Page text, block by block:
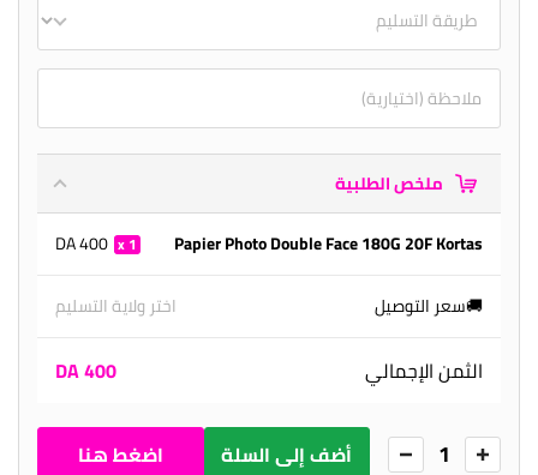
ملخص الطلبية
Papier Photo Double Face 180G 20F Kortas
1
400 DA
🚚سعر التوصيل
اختر ولاية التسليم
الثمن الإجمالي 400 DA
1 أضف إلى السلة
اضغط هنا